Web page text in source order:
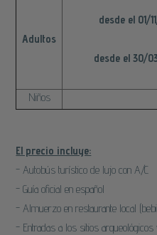
Adultos
desde el 01/
desde el 30/
Niños
El precio incluye:
- Autobús turístico de lujo con A/C
- Guía oficial en español
- Almuerzo en restaurante local
- Entradas a los sitios arqueológicos